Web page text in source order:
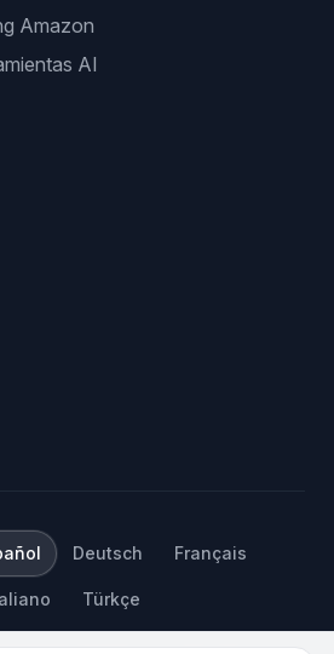
Amazon
AI
Deutsch Français
Türkçe